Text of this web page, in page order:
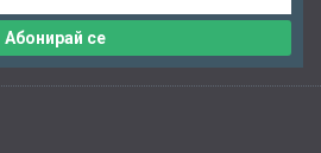
Абонирай се